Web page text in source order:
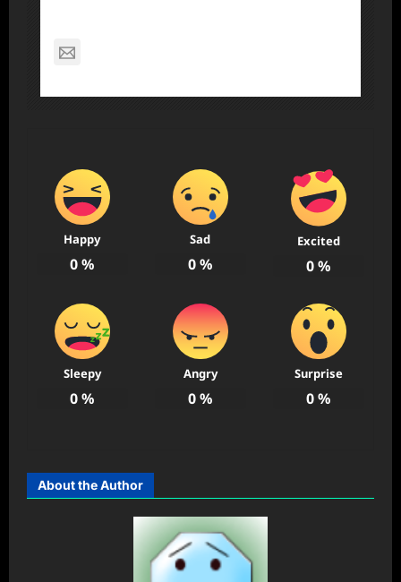
Happy
0%
Sad
0%
Excited
0%
Sleepy
0%
Angry
0%
Surprise
0%
About the Author